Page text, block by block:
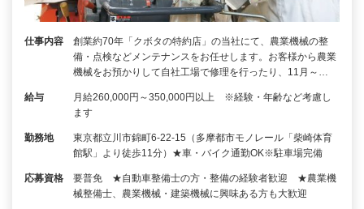
仕事内容
創業約70年「クボタの特約店」の当社にて、農業機械の整
備・点検などメンテナンスをお任せします。お客様から農業
機械をお預かりして自社工場で修理を行ったり、11月～…
給与
月給260,000円～350,000円以上 ※経験・年齢など考慮し
ます
勤務地
東京都立川市錦町6-22-15（多摩都市モノレール「柴崎体育
館駅」より徒歩11分）★車・バイク通勤OK※駐車場完備
応募資格
要普免 ★自動車整備士の方・整備の経験者歓迎 ★農業機
械整備士、農業機械・建築機械に興味ある方も大歓迎